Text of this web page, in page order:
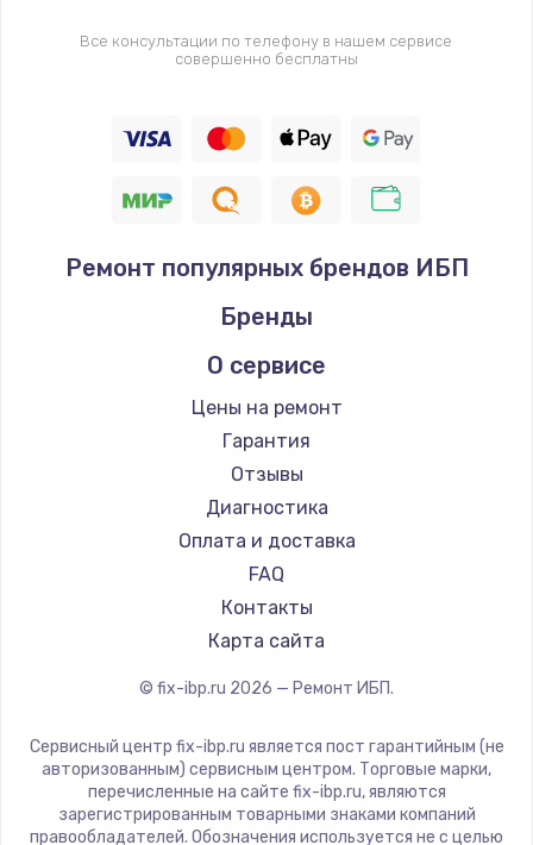
Все консультации по телефону в нашем сервисе
совершенно бесплатны
Ремонт популярных брендов ИБП
Бренды
О сервисе
Цены на ремонт
Гарантия
Отзывы
Диагностика
Оплата и доставка
FAQ
Контакты
Карта сайта
© fix-ibp.ru 2026 — Ремонт ИБП.
Сервисный центр fix-ibp.ru является пост гарантийным (не
авторизованным) сервисным центром. Торговые марки,
перечисленные на сайте fix-ibp.ru, являются
зарегистрированным товарными знаками компаний
правообладателей. Обозначения используется не с целью